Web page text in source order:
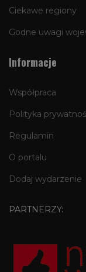
Ciekawe regiony
Godne uwagi
Informacje
Współpraca
Polityka
Regulamin
O portalu
Dodaj wydarzenie
PARTNERZY: